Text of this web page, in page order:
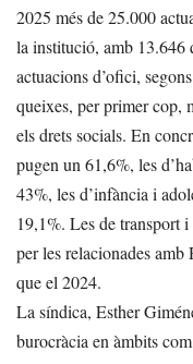
2025 més de 25.000
la institució, amb 13.646
actuacions d’ofici,
queixes, per primer cop,
els drets socials. En
pugen un 61,6%, les
43%, les d’infància i
19,1%. Les de transport
per les relacionades
que el 2024.
La síndica, Esther
burocràcia en àmbits